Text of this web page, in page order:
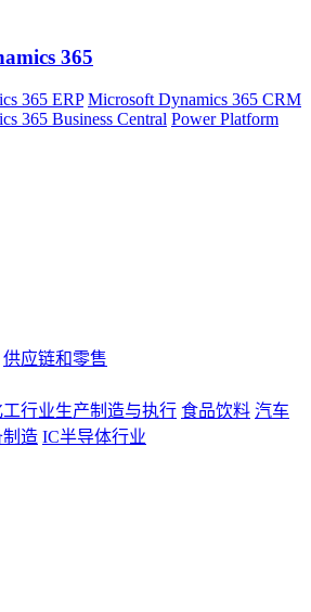
365
365 ERP Microsoft Dynamics 365 CRM
365 Business Central Power Platform
供应链和零售
工行业生产制造与执行 食品饮料 汽车
造 IC半导体行业